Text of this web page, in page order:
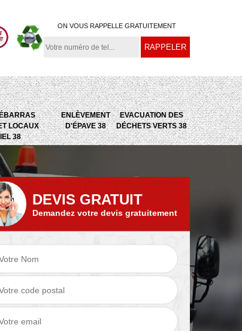
ON VOUS RAPPELLE GRATUITEMENT
LOCAUX
38
ENLÈVEMENT
D'ÉPAVE 38
EVACUATION DES
DÉCHETS VERTS 38
Evacuation des
déchets verts 38
DEVIS GRATUIT
Demandez votre devis gratuitement